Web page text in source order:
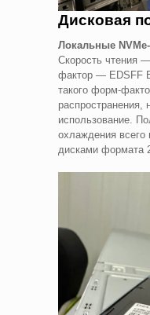
Дисковая
Локальные
Скорость чтения
фактор — EDSFF
такого форм-
использование.
охлаждения
дисками формата